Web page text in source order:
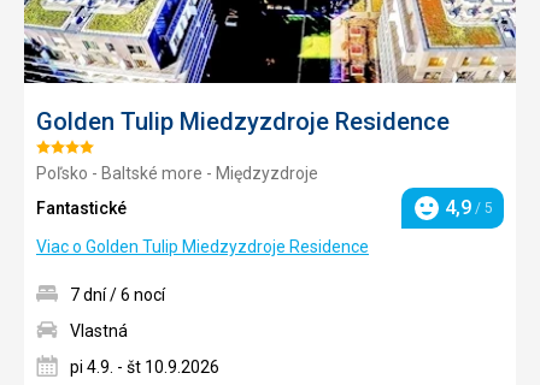
Golden Tulip Miedzyzdroje Residence
Hodnotenie:
4/5
Poľsko - Baltské more - Międzyzdroje
Fantastické
Hodnotenie
4,9 / 5
Viac o Golden Tulip Miedzyzdroje Residence
7 dní / 6 nocí
Vlastná
pi 4.9. - št 10.9.2026